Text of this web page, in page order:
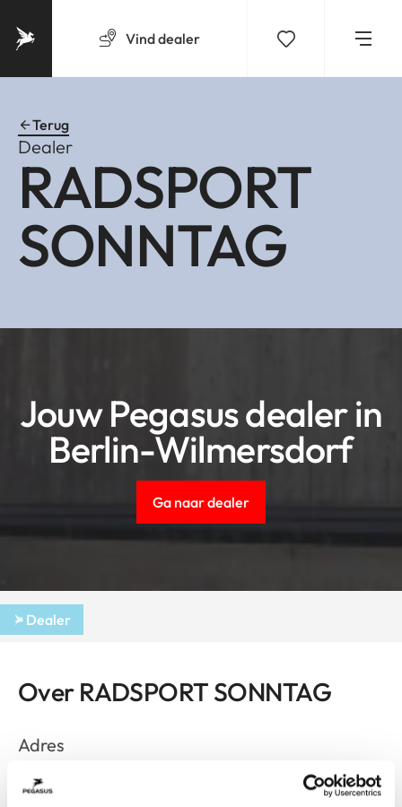
Vinddealer
Terug
Dealer
RADSPORT
SONNTAG
Jouw Pegasus dealer in
Berlin-Wilmersdorf
Ga naar dealer
Dealer
Over RADSPORT SONNTAG
Adres
Uhlandstraße 98-99
Berlin-Wilmersdorf